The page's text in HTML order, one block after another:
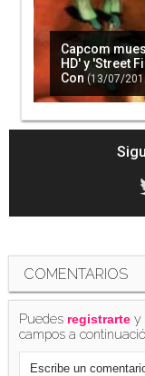
Capcom
HD' y 'Street
Con (13/07/
COMENTARIOS
Puedes registrarte y
campos a